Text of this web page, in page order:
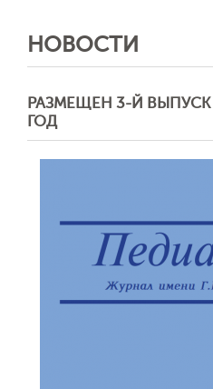
НОВОСТИ
РАЗМЕЩЕН 3-Й ВЫПУСК
ГОД